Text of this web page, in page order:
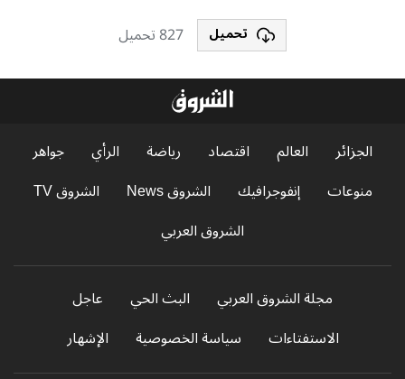
تحميل 827 تحميل
الجزائر العالم اقتصاد رياضة الرأي
جواهر
منوعات
إنفوجرافيك الشروق News
الشروق TV
الشروق العربي
مجلة الشروق العربي البث الحي
عاجل
الاستفتاءات
سياسة الخصوصية الإشهار